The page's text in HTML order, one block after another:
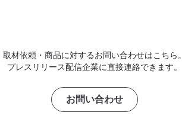
取材依頼・商品に対するお問い合わせはこちら。
プレスリリース配信企業に直接連絡できます。
お問い合わせ